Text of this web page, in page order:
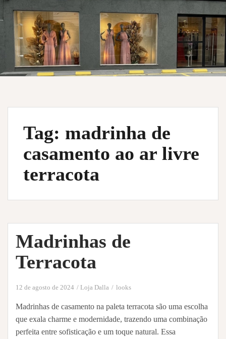
Tag: madrinha de
casamento ao ar livre
terracota
Madrinhas de
Terracota
12 de agosto de 2024 Loja Dalla looks
Madrinhas de casamento na paleta terracota são uma escolha
que exala charme e modernidade, trazendo uma combinação
perfeita entre sofisticação e um toque natural. Essa